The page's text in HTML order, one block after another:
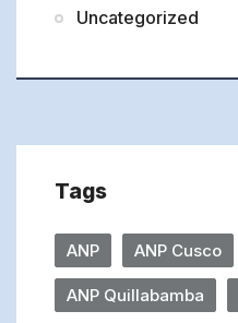
Uncategorized
Tags
ANP ANP Cusco
ANP Quillabamba